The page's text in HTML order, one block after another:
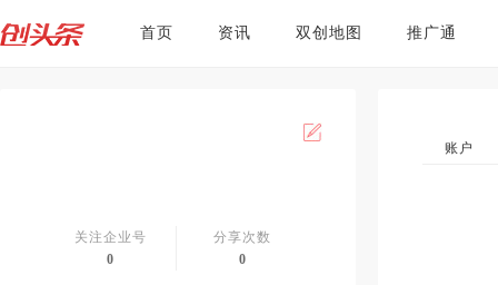
首页 资讯 双创地图 推广通
关注企业号
0
分享次数
0
账户